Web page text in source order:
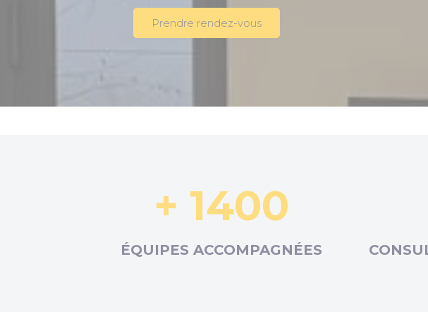
Prendre rendez-vous
+ 1400
ÉQUIPES ACCOMPAGNÉES